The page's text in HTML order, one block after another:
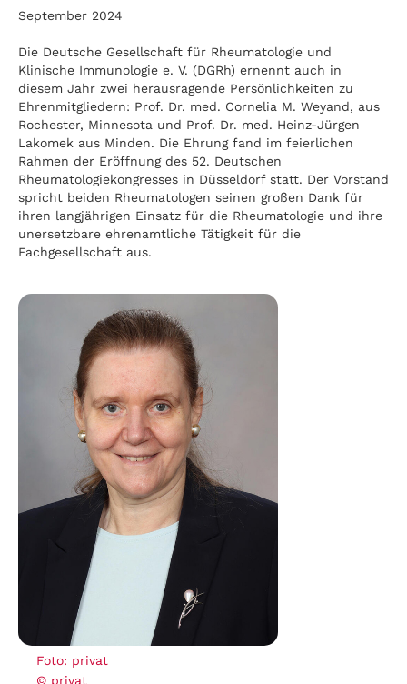
September 2024
Die Deutsche Gesellschaft für Rheumatologie und
Klinische Immunologie e. V. (DGRh) ernennt auch in
diesem Jahr zwei herausragende Persönlichkeiten zu
Ehrenmitgliedern: Prof. Dr. med. Cornelia M. Weyand, aus
Rochester, Minnesota und Prof. Dr. med. Heinz-Jürgen
Lakomek aus Minden. Die Ehrung fand im feierlichen
Rahmen der Eröffnung des 52. Deutschen
Rheumatologiekongresses in Düsseldorf statt. Der Vorstand
spricht beiden Rheumatologen seinen großen Dank für
ihren langjährigen Einsatz für die Rheumatologie und ihre
unersetzbare ehrenamtliche Tätigkeit für die
Fachgesellschaft aus.
Foto: privat
© privat